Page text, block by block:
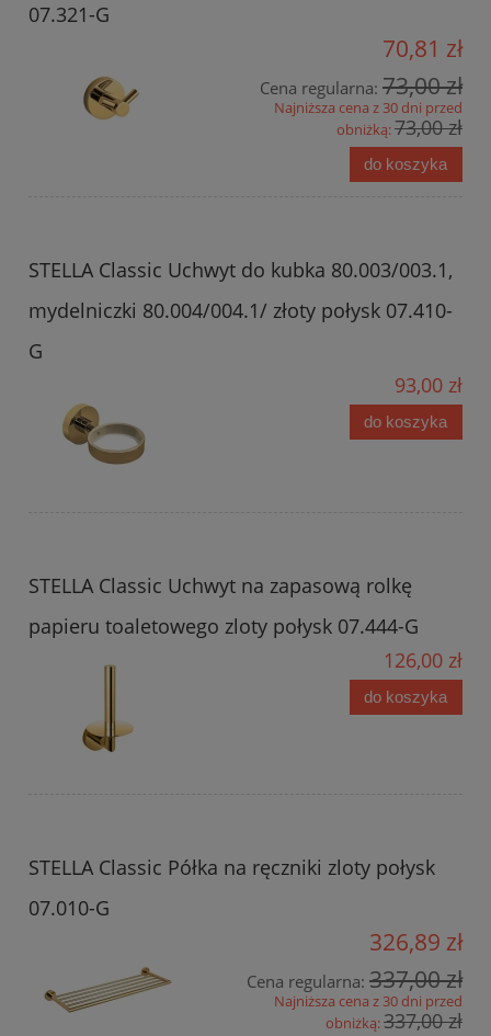
07.321-G
70,81 zł
Cena regularna: 73,00 zł
Najniższa cena z 30 dni przed
obniżką:73,00 zł
do koszyka
STELLA Classic Uchwyt do kubka 80.003/003.1,
mydelniczki 80.004/004.1/ złoty połysk 07.410-
G
93,00 zł
do koszyka
STELLA Classic Uchwyt na zapasową rolkę
papieru toaletowego zloty połysk 07.444-G
126,00 zł
do koszyka
STELLA Classic Półka na ręczniki zloty połysk
07.010-G
326,89 zł
Cena regularna: 337,00 zł
Najniższa cena z 30 dni przed
obniżką:337,00 zł